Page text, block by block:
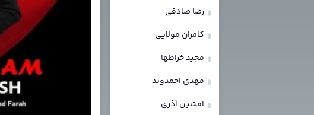
رضا صادقی
کامران مولایی
مجید خراطها
مهدی احمدوند
افشین آذری